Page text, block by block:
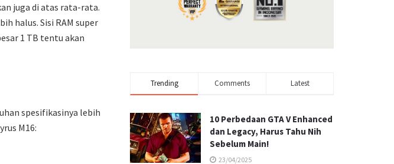
juga di atas rata-rata.
halus. Sisi RAM super
1 TB tentu akan
spesifikasinya lebih
M16:
Trending Comments Latest
10 Perbedaan GTA V Enhanced
dan Legacy, Harus Tahu Nih
Sebelum Main!
23/04/2025